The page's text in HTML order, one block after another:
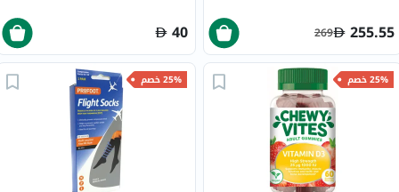
255.55
269
40
25% خصم 25% خصم